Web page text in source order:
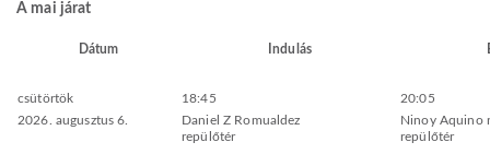
A mai járat
Dátum Indulás
csütörtök
2026. augusztus 6.
18:45
Daniel Z Romualdez
repülőtér
20:05
Ninoy Aquino
repülőtér